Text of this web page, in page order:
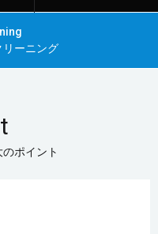
リーニング
ポイント